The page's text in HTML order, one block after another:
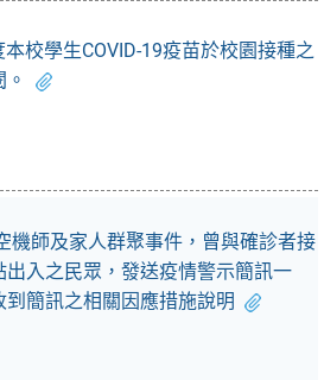
校學生COVID-19疫苗於校園接種之
機師及家人群聚事件，曾與確診者接
入之民眾，發送疫情警示簡訊一
簡訊之相關因應措施說明